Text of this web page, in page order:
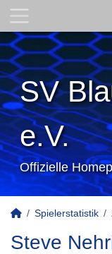
SV
e.V.
Offizielle
Spielerstatistik
Steve